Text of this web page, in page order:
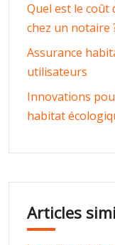
Quel est le coût
chez un notaire
Assurance
utilisateurs
Innovations
habitat
Articles